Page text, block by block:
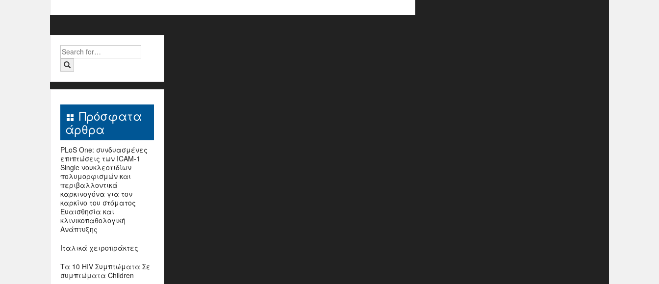
Search
for:
Πρόσφατα
άρθρα
PLoS One: συνδυασμένες
επιπτώσεις των ICAM-1
Single νουκλεοτιδίων
πολυμορφισμών και
περιβαλλοντικά
καρκινογόνα για τον
καρκίνο του στόματος
Ευαισθησία και
κλινικοπαθολογική
Ανάπτυξης
Ιταλικά χειροπράκτες
Τα 10 HIV Συμπτώματα Σε
συμπτώματα Children